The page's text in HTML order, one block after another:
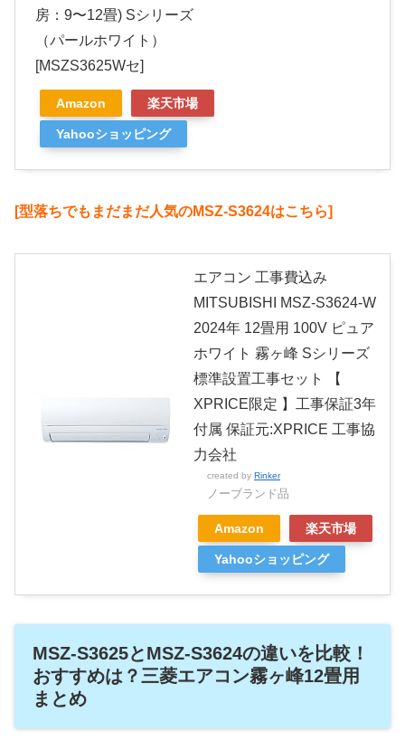
房：9〜12畳) Sシリーズ
（パールホワイト）
[MSZS3625Wセ]
Amazon 楽天市場
Yahooショッピング
[型落ちでもまだまだ人気のMSZ-S3624はこちら]
エアコン 工事費込み
MITSUBISHI MSZ-S3624-W
2024年 12畳用 100V ピュア
ホワイト 霧ヶ峰 Sシリーズ
標準設置工事セット 【
XPRICE限定 】工事保証3年
付属 保証元:XPRICE 工事協
力会社
created by Rinker
ノーブランド品
Amazon 楽天市場
Yahooショッピング
MSZ-S3625とMSZ-S3624の違いを比較！
おすすめは？三菱エアコン霧ヶ峰12畳用
まとめ